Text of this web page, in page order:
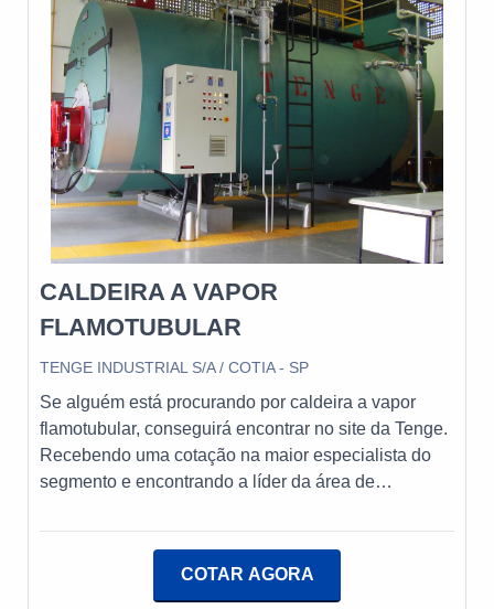
mercado desde 1965, a Nofor tem como objetivo ser
líder em seu segmento. A empresa também é
especializada na fabricação de sensores de chama,
eletrodos, cavaletes de gás, ventiladores centrifugos
de ar, reguladores de pressão de óleo e gás, bem
como válvulas para óleo, ar e gásAlém disso, a
Nofor oferece a possibilidade de projetos
personalizados de peças e queimadores, de acordo
com a necessidade do cliente. Com um bom
atendimento e uma ampla capacidade de
exportação, a Nofor atende a todo o Brasil e exporta
para diversos países.
CALDEIRA A VAPOR
FLAMOTUBULAR
TENGE INDUSTRIAL S/A / COTIA - SP
Se alguém está procurando por caldeira a vapor
flamotubular, conseguirá encontrar no site da Tenge.
Recebendo uma cotação na maior especialista do
segmento e encontrando a líder da área de
flamotubular, com os profissionais da Tenge o cliente
COTAR AGORA